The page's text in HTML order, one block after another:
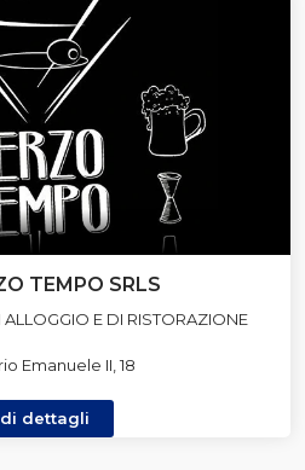
TEMPO SRLS
ALLOGGIO E DI RISTORAZIONE
Emanuele II, 18
dettagli